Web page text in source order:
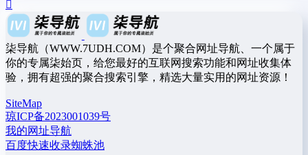
柒导航（WWW.7UDH.COM）是个聚合网址导航、一个属于
你的专属柒始页，给您最好的互联网搜索功能和网址收集体
验，拥有超强的聚合搜索引擎，精选大量实用的网址资源！
SiteMap
琼ICP备2023001039号
我的网址导航
百度快速收录蜘蛛池